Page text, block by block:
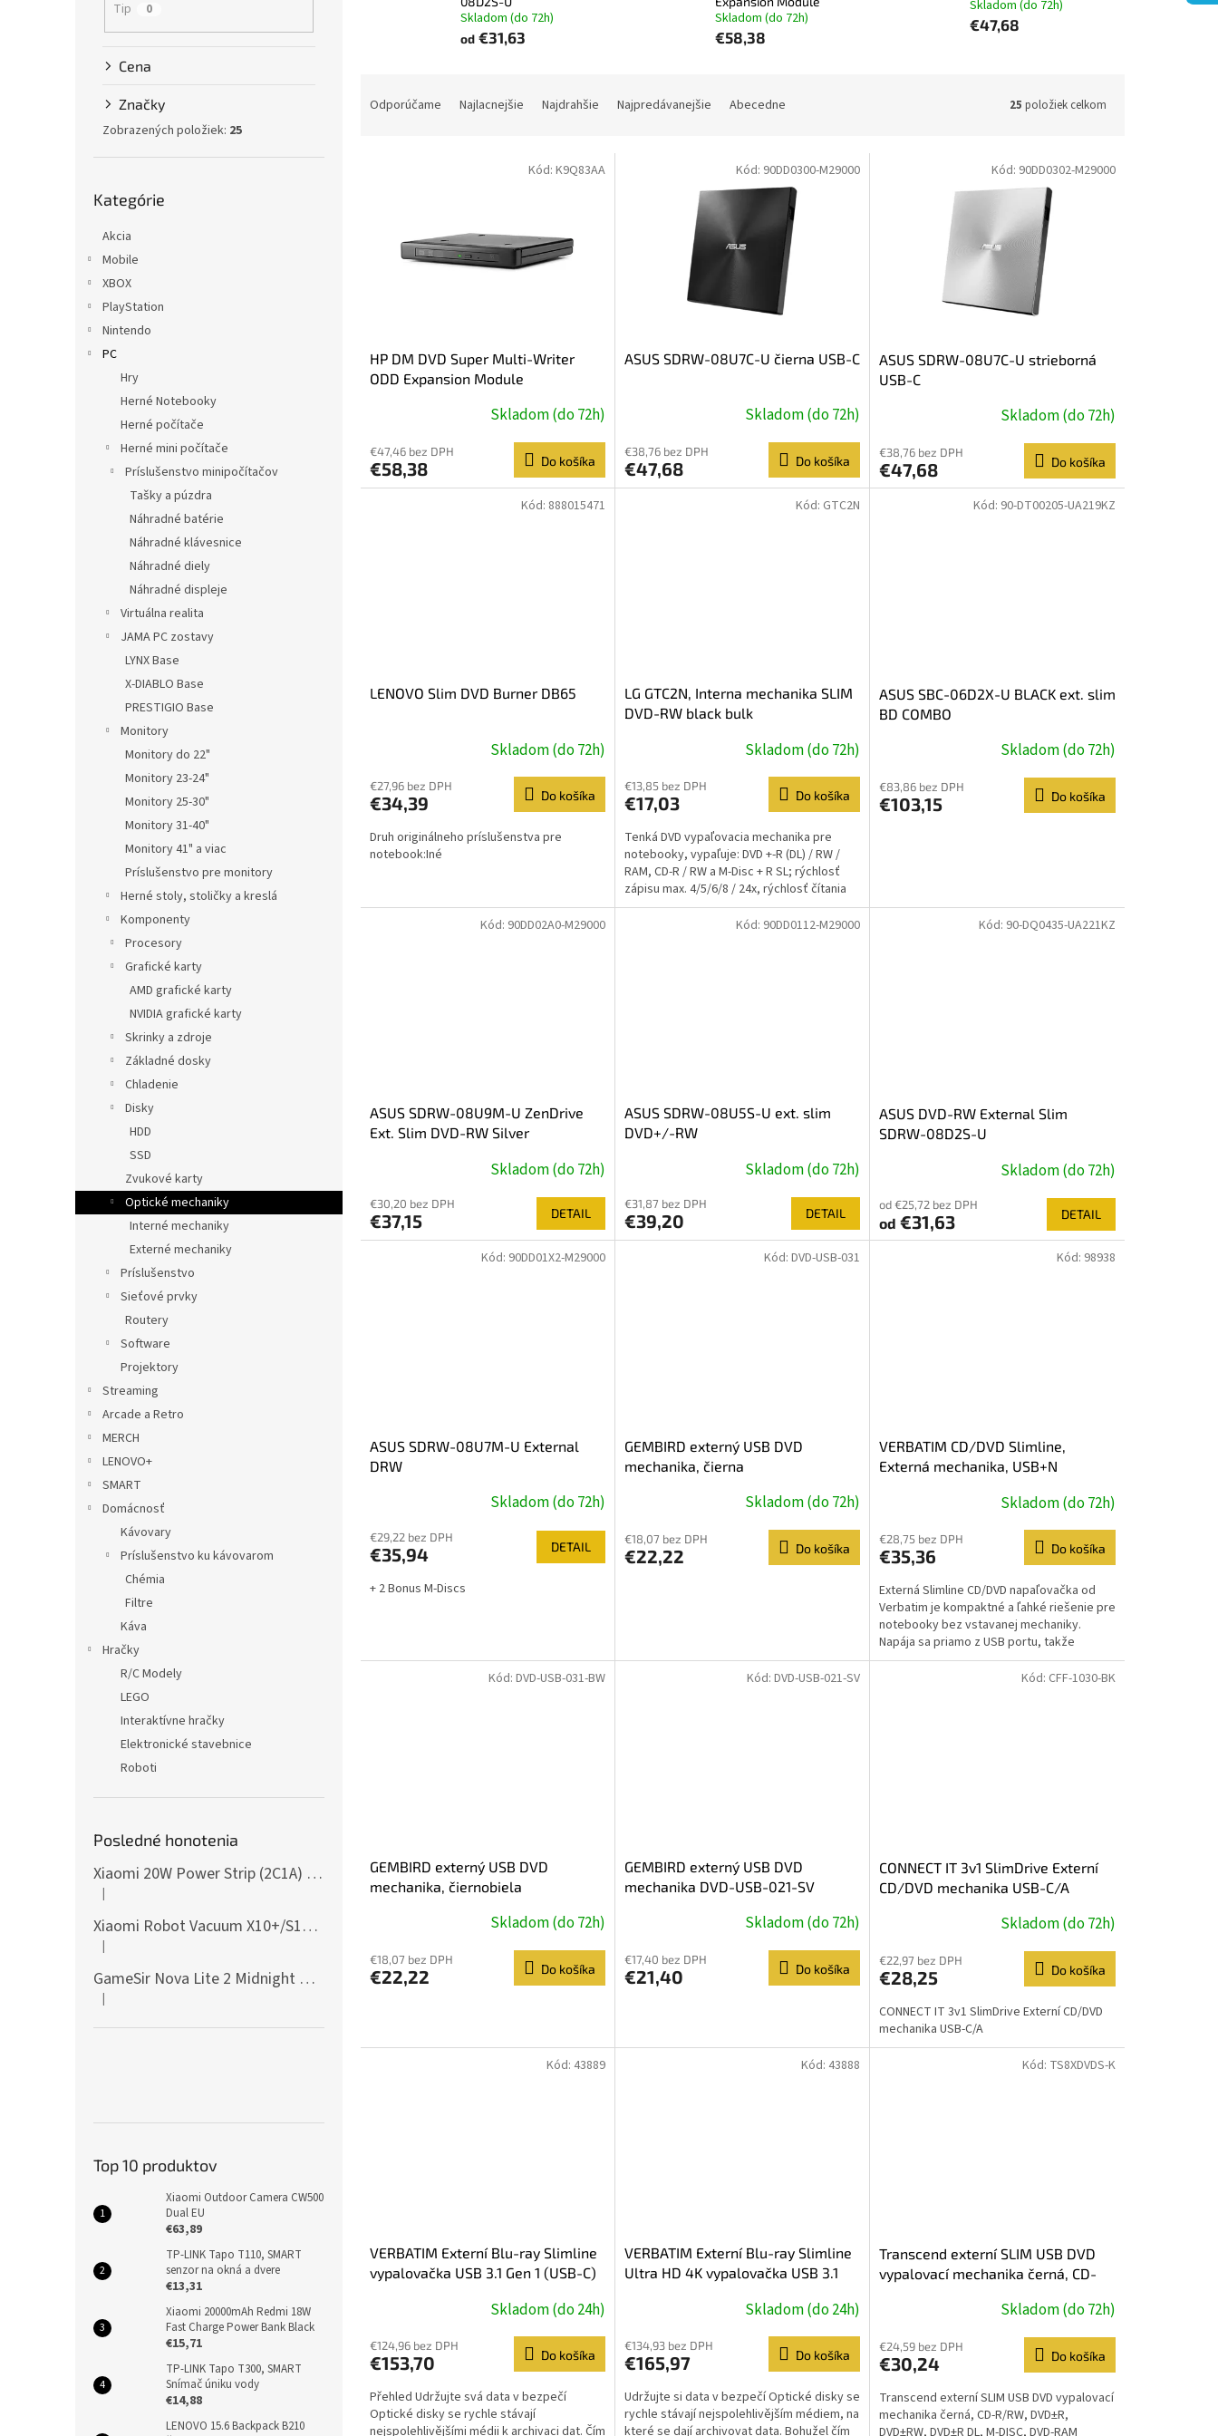
Tip 0
Cena
Značky
Zobrazených položiek: 25
kategórie
Kategórie
Akcia
Mobile
XBOX
PlayStation
Nintendo
PC
Hry
Herné Notebooky
Herné počítače
Herné mini počítače
Príslušenstvo minipočítačov
Tašky a púzdra
Náhradné batérie
Náhradné klávesnice
Náhradné diely
Náhradné displeje
Virtuálna realita
JAMA PC zostavy
LYNX Base
X-DIABLO Base
PRESTIGIO Base
Monitory
Monitory do 22"
Monitory 23-24"
Monitory 25-30"
Monitory 31-40"
Monitory 41" a viac
Príslušenstvo pre monitory
Herné stoly, stoličky a kreslá
Komponenty
Procesory
Grafické karty
AMD grafické karty
NVIDIA grafické karty
Skrinky a zdroje
Základné dosky
Chladenie
Disky
HDD
SSD
Zvukové karty
Optické mechaniky
Interné mechaniky
Externé mechaniky
Príslušenstvo
Sieťové prvky
Routery
Software
Projektory
Streaming
Arcade a Retro
MERCH
LENOVO+
SMART
Domácnosť
Kávovary
Príslušenstvo ku kávovarom
Chémia
Filtre
Káva
Hračky
R/C Modely
LEGO
Interaktívne hračky
Elektronické stavebnice
Roboti
Posledné honotenia
Xiaomi 20W Power Strip (2C1A) EU
Hodnotenie produktu je 5 z 5 hviezdičiek.
|
Xiaomi Robot Vacuum X10+/S10+/X10/X20+ Side Brush
Hodnotenie produktu je 5 z 5 hviezdičiek.
|
GameSir Nova Lite 2 Midnight Gray
Hodnotenie produktu je 5 z 5 hviezdičiek.
|
Top 10 produktov
Xiaomi Outdoor Camera CW500
Dual EU
€63,89
TP-LINK Tapo T110, SMART
senzor na okná a dvere
€13,31
Xiaomi 20000mAh Redmi 18W
Fast Charge Power Bank Black
€15,71
TP-LINK Tapo T300, SMART
Snímač úniku vody
€14,88
LENOVO 15.6 Backpack B210
Skladom (do 72h)
od €31,63
Skladom (do 72h)
€58,38
Skladom (do 72h)
€47,68
Odporúčame Najlacnejšie Najdrahšie Najpredávanejšie Abecedne 25 položiek celkom
HP DM DVD Super Multi-Writer
ODD Expansion Module
Skladom (do 72h)
€47,46 bez DPH
€58,38 Do košíka
Kód: K9Q83AA
ASUS SDRW-08U7C-U čierna USB-C
Skladom (do 72h)
€38,76 bez DPH
€47,68 Do košíka
Kód: 90DD0300-M29000
ASUS SDRW-08U7C-U strieborná
USB-C
Skladom (do 72h)
€38,76 bez DPH
€47,68 Do košíka
Kód: 90DD0302-M29000
LENOVO Slim DVD Burner DB65
Skladom (do 72h)
€27,96 bez DPH
€34,39 Do košíka
Druh originálneho príslušenstva pre
notebook:Iné
Kód: 888015471
LG GTC2N, Interna mechanika SLIM
DVD-RW black bulk
Skladom (do 72h)
€13,85 bez DPH
€17,03 Do košíka
Tenká DVD vypaľovacia mechanika pre
notebooky, vypaľuje: DVD +-R (DL) / RW /
RAM, CD-R / RW a M-Disc + R SL; rýchlosť
zápisu max. 4/5/6/8 / 24x, rýchlosť čítania
max. 6/8 / 24x...
Kód: GTC2N
ASUS SBC-06D2X-U BLACK ext. slim
BD COMBO
Skladom (do 72h)
€83,86 bez DPH
€103,15 Do košíka
Kód: 90-DT00205-UA219KZ
ASUS SDRW-08U9M-U ZenDrive
Ext. Slim DVD-RW Silver
Skladom (do 72h)
€30,20 bez DPH
€37,15 DETAIL
Kód: 90DD02A0-M29000
ASUS SDRW-08U5S-U ext. slim
DVD+/-RW
Skladom (do 72h)
€31,87 bez DPH
€39,20 DETAIL
Kód: 90DD0112-M29000
ASUS DVD-RW External Slim
SDRW-08D2S-U
Skladom (do 72h)
od €25,72 bez DPH
od €31,63 DETAIL
Kód: 90-DQ0435-UA221KZ
ASUS SDRW-08U7M-U External
DRW
Skladom (do 72h)
€29,22 bez DPH
€35,94 DETAIL
+ 2 Bonus M-Discs
Kód: 90DD01X2-M29000
GEMBIRD externý USB DVD
mechanika, čierna
Skladom (do 72h)
€18,07 bez DPH
€22,22 Do košíka
Kód: DVD-USB-031
VERBATIM CD/DVD Slimline,
Externá mechanika, USB+N
Skladom (do 72h)
€28,75 bez DPH
€35,36 Do košíka
Externá Slimline CD/DVD napaľovačka od
Verbatim je kompaktné a ľahké riešenie pre
notebooky bez vstavanej mechaniky.
Napája sa priamo z USB portu, takže
nepotrebuje externý...
Kód: 98938
GEMBIRD externý USB DVD
mechanika, čiernobiela
Skladom (do 72h)
€18,07 bez DPH
€22,22 Do košíka
Kód: DVD-USB-031-BW
GEMBIRD externý USB DVD
mechanika DVD-USB-021-SV
Skladom (do 72h)
€17,40 bez DPH
€21,40 Do košíka
Kód: DVD-USB-021-SV
CONNECT IT 3v1 SlimDrive Externí
CD/DVD mechanika USB-C/A
Skladom (do 72h)
€22,97 bez DPH
€28,25 Do košíka
CONNECT IT 3v1 SlimDrive Externí CD/DVD
mechanika USB-C/A
Kód: CFF-1030-BK
VERBATIM Externí Blu-ray Slimline
vypalovačka USB 3.1 Gen 1 (USB-C)
Skladom (do 24h)
€124,96 bez DPH
€153,70 Do košíka
Přehled Udržujte svá data v bezpečí
Optické disky se rychle stávají
nejspolehlivějšími médii k archivaci dat. Čím
Kód: 43889
VERBATIM Externí Blu-ray Slimline
Ultra HD 4K vypalovačka USB 3.1
Skladom (do 24h)
€134,93 bez DPH
€165,97 Do košíka
Udržujte si data v bezpečí Optické disky se
rychle stávají nejspolehlivějším médiem, na
které se dají archivovat data. Bohužel čím
Kód: 43888
Transcend externí SLIM USB DVD
vypalovací mechanika černá, CD-
DL, M-DISC, DVD-RAMSkladom (do 72h)
€24,59 bez DPH
€30,24 Do košíka
Transcend externí SLIM USB DVD vypalovací
mechanika černá, CD-R/RW, DVD±R,
DVD±RW, DVD±R DL, M-DISC, DVD-RAM
Kód: TS8XDVDS-K